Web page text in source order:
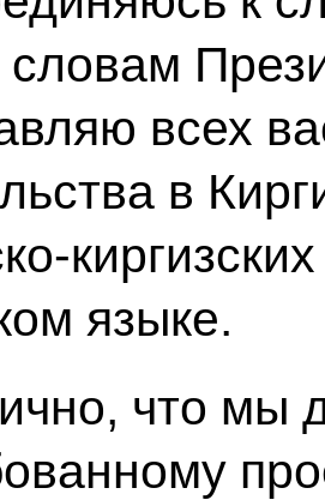
словам
всех
в
языке.
что мы